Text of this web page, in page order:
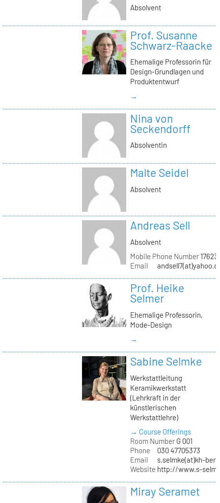
Absolvent
Prof. Susanne
Schwarz-Raacke
Ehemalige Professorin für
Design-Grundlagen und
Produktentwurf
→
Nina von
Seckendorff
Absolventin
Malte Seidel
Absolvent
Andreas Sell
Absolvent
Mobile Phone Number
Email
Prof. Heike
Selmer
Ehemalige Professorin,
Mode-Design
→
Sabine Selmke
Werkstattleitung
Keramikwerkstatt
(Lehrkraft in der
künstlerischen
Werkstattlehre)
→ Course Offerings
Room NumberG 001
Phone
030 47705373
Email
s.selmke(at)kh-
Website http://www.s-
Miray Seramet